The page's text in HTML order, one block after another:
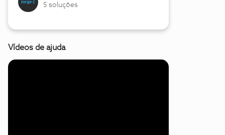
5 soluções
Vídeos de ajuda